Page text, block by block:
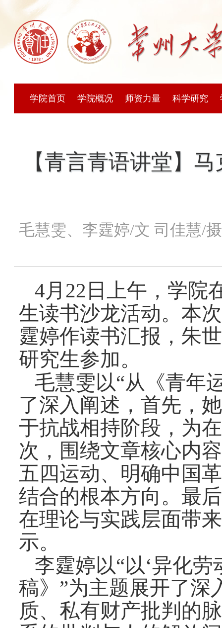
学院首页 学院概况 师资力量 科学研究
【青言青语讲堂】
毛慧雯、李霆婷/文 司佳慧/
4月22日上午，学院
生读书沙龙活动。本
霆婷作读书汇报，朱
研究生参加。
毛慧雯以“从《青年
了深入阐述，首先，
于抗战相持阶段，为
次， 围绕文章核心内容
五四运动、明确中国
结合的根本方向。最
在理论与实践层面带来
示。
李霆婷以“以‘异化
稿》”为主题展开了深
质、私有财产批判 的